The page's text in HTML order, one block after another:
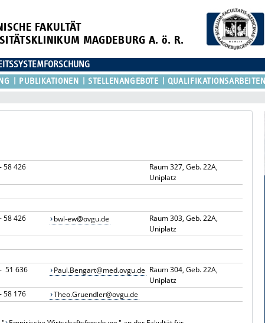
FAKULTÄT
MAGDEBURG A. ö. R.
PUBLIKATIONEN STELLENANGEBOTE QUALIFIKATIONSARBEITEN
58 426
Raum 327, Geb. 22A,
Uniplatz
58 426 bwl-ew@ovgu.de
Raum 303, Geb. 22A,
Uniplatz
51 636 Paul.Bengart@med.ovgu.de Raum 304, Geb. 22A,
Uniplatz
58 176 Theo.Gruendler@ovgu.de